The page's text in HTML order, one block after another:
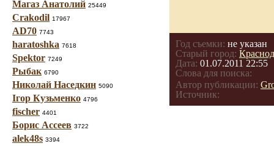
Магаз Анатолий 25449
Crakodil 17967
AD70 7743
haratoshka 7618
Spektor 7249
Рыбак 6790
Николай Наседкин 5090
Ігор Кузьменко 4796
fischer 4401
Борис Ассеев 3722
alek48s 3394
Год съемки: не указан
Старый город:
Дата: 01.07.2011 22:55
Слова для поиска:
Автор публикации:
Источник: